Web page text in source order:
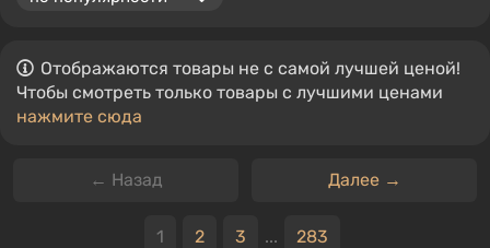
Отображаются товары не с самой лучшей ценой!
Чтобы смотреть только товары с лучшими ценами
нажмите сюда
← Назад Далее →
1 2 3 ... 283